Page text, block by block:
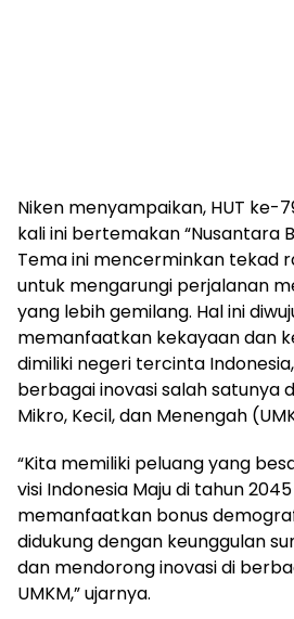
Niken menyampaikan, HUT ke-
kali ini bertemakan “Nusantara
Tema ini mencerminkan tekad
untuk mengarungi perjalanan
yang lebih gemilang. Hal ini
memanfaatkan kekayaan dan
dimiliki negeri tercinta
berbagai inovasi salah satunya
Mikro, Kecil, dan Menengah
“Kita memiliki peluang yang
visi Indonesia Maju di tahun
memanfaatkan bonus
didukung dengan keunggulan
dan mendorong inovasi di
UMKM,” ujarnya.